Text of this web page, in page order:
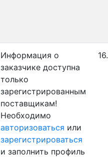
Информация о
заказчике доступна
только
зарегистрированным
поставщикам!
Необходимо
авторизоваться или
зарегистрироваться
и заполнить профиль